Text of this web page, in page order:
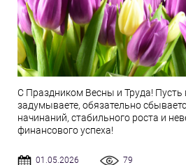
С Праздником Весны и Труда! Пусть
задумываете, обязательно
начинаний, стабильного роста и
финансового успеха!
01.05.2026 79